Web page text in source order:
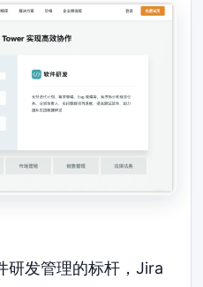
研发管理的标杆，Jira